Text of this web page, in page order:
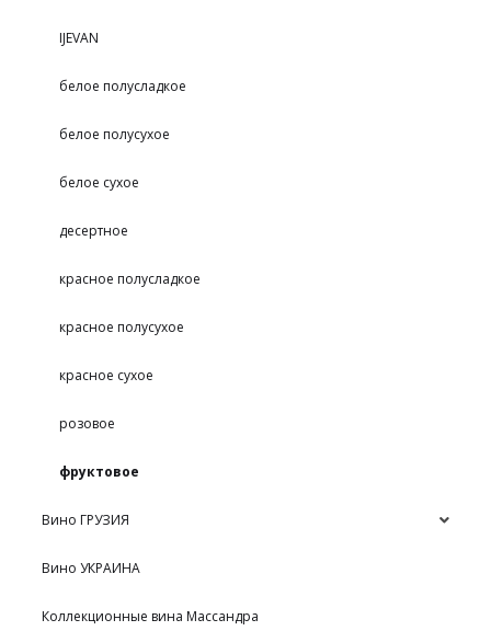
IJEVAN
белое полусладкое
белое полусухое
белое сухое
десертное
красное полусладкое
красное полусухое
красное сухое
розовое
фруктовое
Вино ГРУЗИЯ
Вино УКРАИНА
Коллекционные вина Массандра